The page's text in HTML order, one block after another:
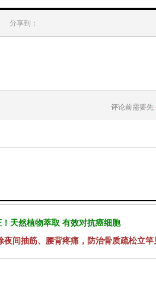
分享到：
评论前需要先
天然植物萃取 有效对抗癌细胞
夜间抽筋、腰背疼痛，防治骨质疏松立竿